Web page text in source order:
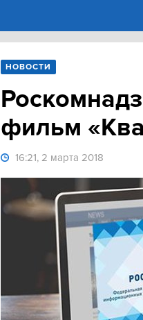
НОВОСТИ
фильм
16:21, 2 марта 2018